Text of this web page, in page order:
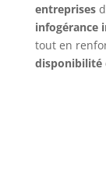
entreprises
infogérance
tout en
disponibilité